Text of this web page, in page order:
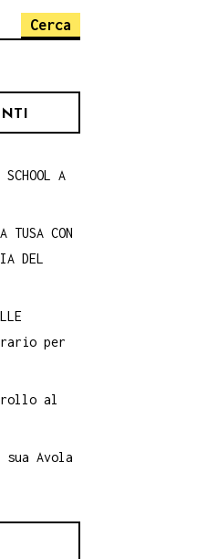
SCHOOL A
CON
DEL
per
al
Avola